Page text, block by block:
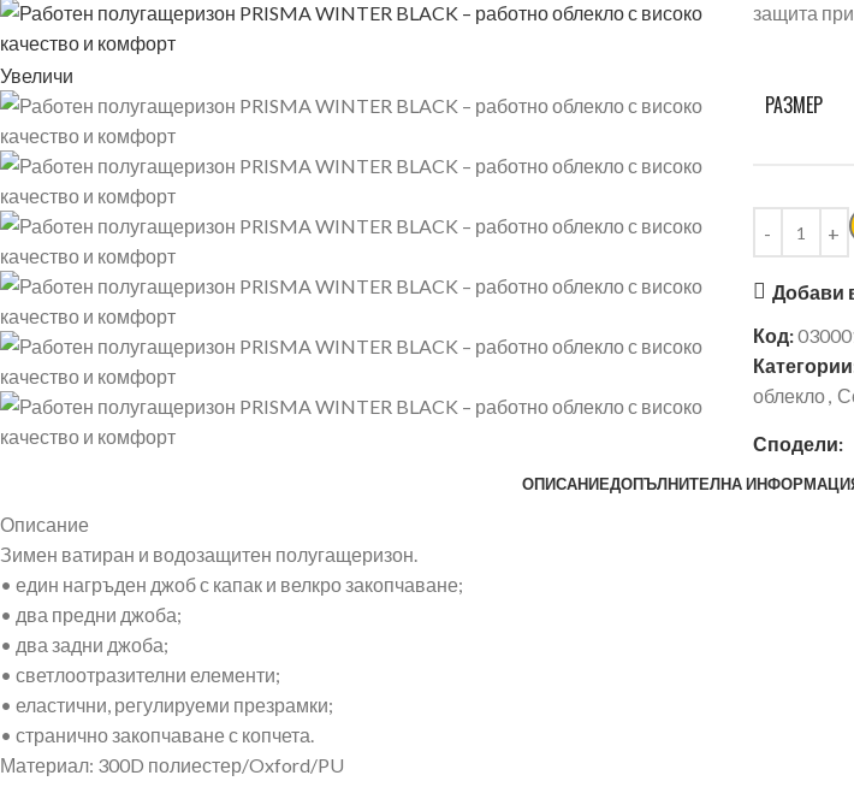
Увеличи
защита
РАЗМЕР
Добави
Код:
облекло,
Сподели:
ОПИСАНИЕДОПЪЛНИТЕЛНА
Описание
Зимен ватиран и водозащитен полугащеризон.
• един нагръден джоб с капак и велкро закопчаване;
• два предни джоба;
• два задни джоба;
• светлоотразителни елементи;
• еластични, регулируеми презрамки;
• странично закопчаване с копчета.
Материал: 300D полиестер/Oxford/PU